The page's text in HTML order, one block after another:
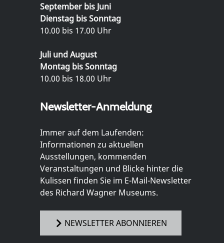
September bis Juni
Dienstag bis Sonntag
10.00 bis 17.00 Uhr
Juli und August
Montag bis Sonntag
10.00 bis 18.00 Uhr
Newsletter-Anmeldung
Immer auf dem Laufenden:
Informationen zu aktuellen
Ausstellungen, kommenden
Veranstaltungen und Blicke hinter die
Kulissen finden Sie im E-Mail-Newsletter
des Richard Wagner Museums.
NEWSLETTER ABONNIEREN